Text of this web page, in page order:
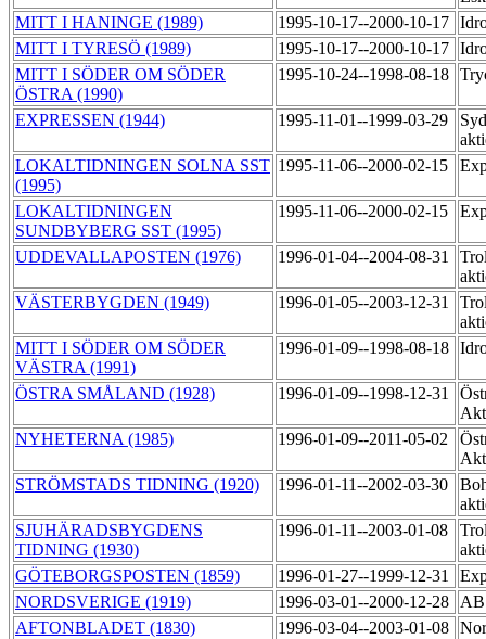
MITT I HANINGE (1989)
1995-10-17--2000-10-17
MITT I TYRESÖ (1989)
1995-10-17--2000-10-17
MITT I SÖDER OM SÖDER
ÖSTRA (1990)
1995-10-24--1998-08-18
EXPRESSEN (1944) 1995-11-01--1999-03-29
LOKALTIDNINGEN SOLNA SST
(1995)
1995-11-06--2000-02-15
LOKALTIDNINGEN
SUNDBYBERG SST (1995)
1995-11-06--2000-02-15
UDDEVALLAPOSTEN (1976) 1996-01-04--2004-08-31
VÄSTERBYGDEN (1949)
1996-01-05--2003-12-31
MITT I SÖDER OM SÖDER
VÄSTRA (1991)
1996-01-09--1998-08-18
ÖSTRA SMÅLAND (1928) 1996-01-09--1998-12-31
NYHETERNA (1985)
1996-01-09--2011-05-02
STRÖMSTADS TIDNING (1920)
1996-01-11--2002-03-30
SJUHÄRADSBYGDENS
TIDNING (1930)
1996-01-11--2003-01-08
GÖTEBORGSPOSTEN (1859)
1996-01-27--1999-12-31
NORDSVERIGE (1919)
1996-03-01--2000-12-28
AFTONBLADET (1830)
1996-03-04--2003-01-08